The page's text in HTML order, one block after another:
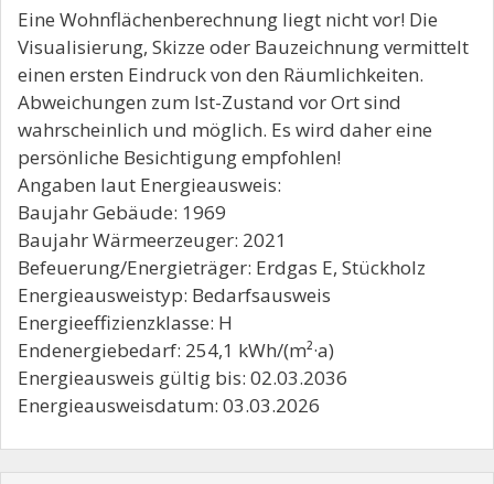
Eine Wohnflächenberechnung liegt nicht vor! Die
Visualisierung, Skizze oder Bauzeichnung vermittelt
einen ersten Eindruck von den Räumlichkeiten.
Abweichungen zum Ist-Zustand vor Ort sind
wahrscheinlich und möglich. Es wird daher eine
persönliche Besichtigung empfohlen!
Angaben laut Energieausweis:
Baujahr Gebäude: 1969
Baujahr Wärmeerzeuger: 2021
Befeuerung/Energieträger: Erdgas E, Stückholz
Energieausweistyp: Bedarfsausweis
Energieeffizienzklasse: H
Endenergiebedarf: 254,1 kWh/(m²·a)
Energieausweis gültig bis: 02.03.2036
Energieausweisdatum: 03.03.2026